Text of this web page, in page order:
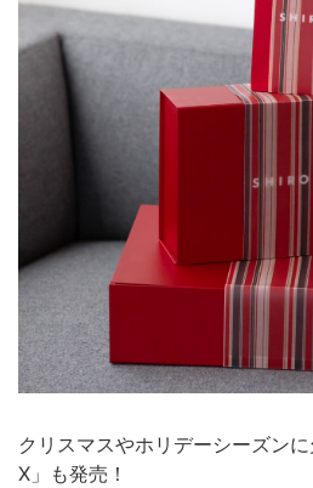
クリスマスやホリデーシーズン
X」も発売！